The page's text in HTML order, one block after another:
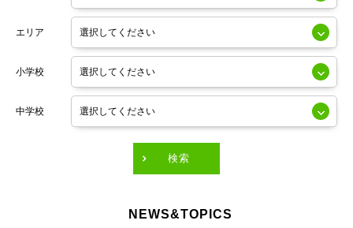
東京メトロ半蔵門線
東京メトロ副都心線
東京メトロ有楽町線
エリア
小学校
中学校
検索
NEWS&TOPICS